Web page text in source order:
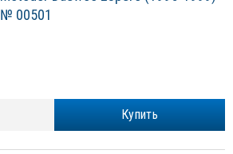
№ 00501
Купить